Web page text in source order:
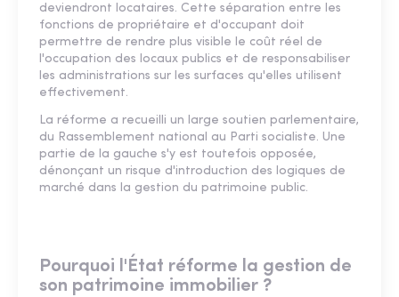
deviendront locataires. Cette séparation entre les
fonctions de propriétaire et d'occupant doit
permettre de rendre plus visible le coût réel de
l'occupation des locaux publics et de responsabiliser
les administrations sur les surfaces qu'elles utilisent
effectivement.
La réforme a recueilli un large soutien parlementaire,
du Rassemblement national au Parti socialiste. Une
partie de la gauche s'y est toutefois opposée,
dénonçant un risque d'introduction des logiques de
marché dans la gestion du patrimoine public.
Pourquoi l'État réforme la gestion de
son patrimoine immobilier ?